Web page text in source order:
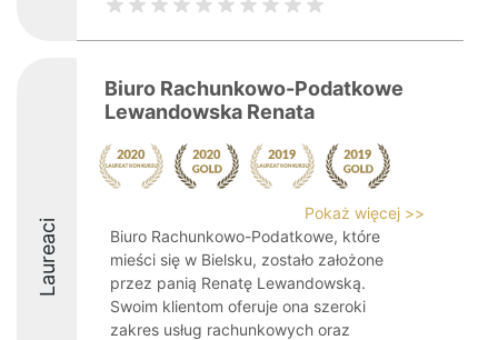
Laureaci
Biuro Rachunkowo-Podatkowe
Lewandowska Renata
Pokaż więcej >>
Biuro Rachunkowo-Podatkowe, które
mieści się w Bielsku, zostało założone
przez panią Renatę Lewandowską.
Swoim klientom oferuje ona szeroki
zakres usług rachunkowych oraz